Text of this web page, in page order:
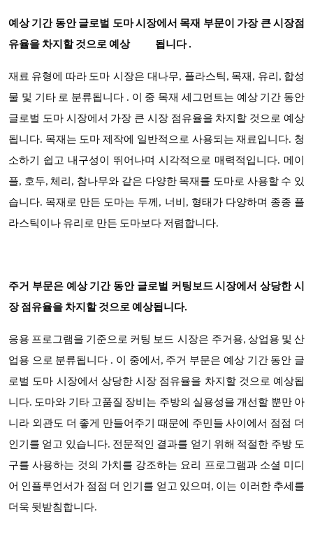
예상 기간 동안 글로벌 도마 시장에서 목재 부문이 가장 큰 시장점
유율을 차지할 것으로 예상 됩니다 .
재료 유형에 따라 도마 시장은대나무, 플라스틱, 목재, 유리, 합성
물 및 기타 로 분류됩니다 . 이 중 목재 세그먼트는 예상 기간 동안
글로벌 도마 시장에서 가장 큰 시장 점유율을 차지할 것으로 예상
됩니다. 목재는 도마 제작에 일반적으로 사용되는 재료입니다. 청
소하기 쉽고 내구성이 뛰어나며 시각적으로 매력적입니다. 메이
플, 호두, 체리, 참나무와 같은 다양한 목재를 도마로 사용할 수 있
습니다. 목재로 만든 도마는 두께, 너비, 형태가 다양하며 종종 플
라스틱이나 유리로 만든 도마보다 저렴합니다.
주거 부문은 예상 기간 동안 글로벌 커팅보드 시장에서 상당한 시
장 점유율을 차지할 것으로 예상됩니다.
응용 프로그램을 기준으로 커팅 보드 시장은 주거용, 상업용 및 산
업용 으로 분류됩니다 . 이 중에서, 주거 부문은 예상 기간 동안 글
로벌 도마 시장에서 상당한 시장 점유율을 차지할 것으로 예상됩
니다. 도마와 기타 고품질 장비는 주방의 실용성을 개선할 뿐만 아
니라 외관도 더 좋게 만들어주기 때문에 주민들 사이에서 점점 더
인기를 얻고 있습니다. 전문적인 결과를 얻기 위해 적절한 주방 도
구를 사용하는 것의 가치를 강조하는 요리 프로그램과 소셜 미디
어 인플루언서가 점점 더 인기를 얻고 있으며, 이는 이러한 추세를
더욱 뒷받침합니다.